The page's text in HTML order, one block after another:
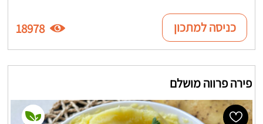
כניסה למתכון 18978
פירה פרווה מושלם